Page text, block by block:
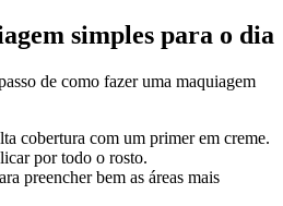
simples para o dia
de como fazer uma maquiagem
cobertura com um primer em creme.
por todo o rosto.
preencher bem as áreas mais